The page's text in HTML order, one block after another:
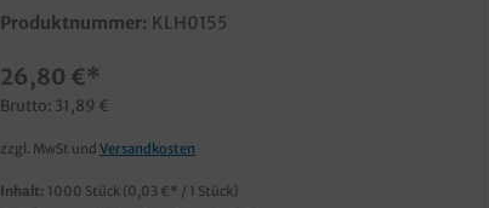
Produktnummer: KLH0155
26,80 €*
Brutto: 31,89 €
zzgl. MwSt und Versandkosten
Inhalt: 1000 Stück (0,03 €* / 1 Stück)